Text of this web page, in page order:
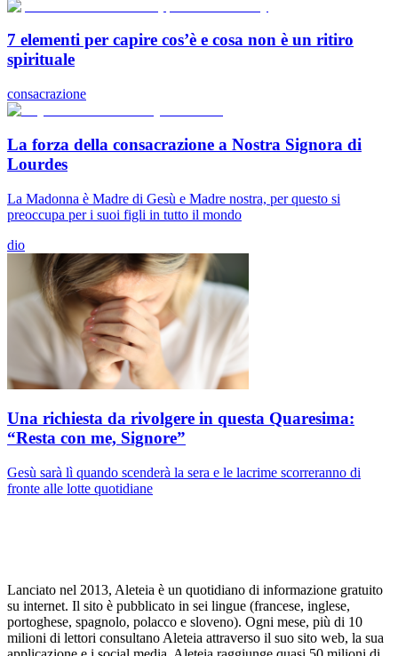
7 elementi per capire cos’è e cosa non è un ritiro
spirituale
consacrazione
La forza della consacrazione a Nostra Signora di
Lourdes
La Madonna è Madre di Gesù e Madre nostra, per questo si
preoccupa per i suoi figli in tutto il mondo
dio
Una richiesta da rivolgere in questa Quaresima:
“Resta con me, Signore”
Gesù sarà lì quando scenderà la sera e le lacrime scorreranno di
fronte alle lotte quotidiane
Lanciato nel 2013, Aleteia è un quotidiano di informazione gratuito
su internet. Il sito è pubblicato in sei lingue (francese, inglese,
portoghese, spagnolo, polacco e sloveno). Ogni mese, più di 10
milioni di lettori consultano Aleteia attraverso il suo sito web, la sua